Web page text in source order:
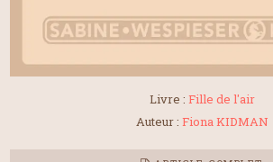
Livre : Fille de l'air
Auteur : Fiona KIDMAN